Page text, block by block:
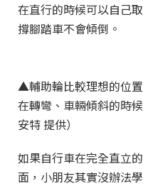
在直行的時候可以自己
撐腳踏車不會傾倒。
▲輔助輪比較理想的位
在轉彎、車輛傾斜的時
安特 提供）
如果自行車在完全直立
面，小朋友其實沒辦法